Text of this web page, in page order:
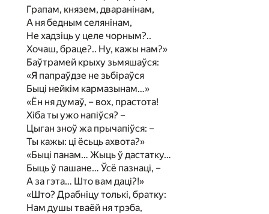
Грапам, князем, дваранінам,
А ня бедным селянінам,
Не хадзіць у целе чорным?..
Хочаш, браце?.. Ну, кажы нам?»
Баўтрамей крыху зьмяшаўся:
«Я папраўдзе не зьбіраўся
Быці нейкім кармазынам…»
«Ён ня думаў, – вох, прастота!
Хіба ты ужо напіўся? –
Цыган зноў жа прычапіўся: –
Ты кажы: ці ёсьць ахвота?»
«Быці панам… Жыць ў дастатку…
Быць ў пашане… Ўсё пазнаці, –
А за гэта… Што вам даці?!»
«Што? Драбніцу толькі, братку:
Нам душы тваёй ня трэба,